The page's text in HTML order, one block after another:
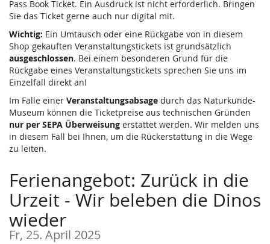
Pass Book Ticket. Ein Ausdruck ist nicht erforderlich. Bringen
Sie das Ticket gerne auch nur digital mit.
Wichtig: Ein Umtausch oder eine Rückgabe von in diesem
Shop gekauften Veranstaltungstickets ist grundsätzlich
ausgeschlossen. Bei einem besonderen Grund für die
Rückgabe eines Veranstaltungstickets sprechen Sie uns im
Einzelfall direkt an!
Im Falle einer Veranstaltungsabsage durch das Naturkunde-
Museum können die Ticketpreise aus technischen Gründen
nur per SEPA Überweisung erstattet werden. Wir melden uns
in diesem Fall bei Ihnen, um die Rückerstattung in die Wege
zu leiten.
Ferienangebot: Zurück in die
Urzeit - Wir beleben die Dinos
wieder
Fr, 25. April 2025